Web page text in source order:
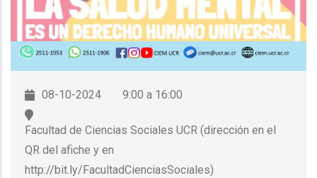
08-10-2024 9:00 a 16:00
Facultad de Ciencias Sociales UCR (dirección en el
QR del afiche y en
http://bit.ly/FacultadCienciasSociales)